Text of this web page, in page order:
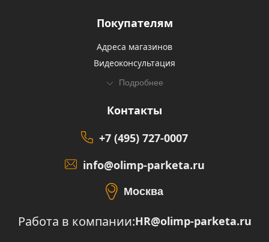
Покупателям
Адреса магазинов
Видеоконсультация
Подробнее
Контакты
+7 (495) 727-0007
info@olimp-parketa.ru
Москва
Работа в компании:HR@olimp-parketa.ru